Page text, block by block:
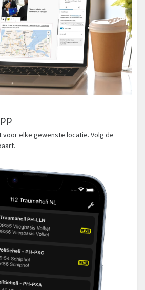
voor elke gewenste locatie. Volg de